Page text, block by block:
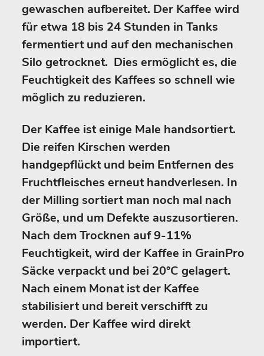
gewaschen aufbereitet. Der Kaffee wird
für etwa 18 bis 24 Stunden in Tanks
fermentiert und auf den mechanischen
Silo getrocknet. Dies ermöglicht es, die
Feuchtigkeit des Kaffees so schnell wie
möglich zu reduzieren.
Der Kaffee ist einige Male handsortiert.
Die reifen Kirschen werden
handgepflückt und beim Entfernen des
Fruchtfleisches erneut handverlesen. In
der Milling sortiert man noch mal nach
Größe, und um Defekte auszusortieren.
Nach dem Trocknen auf 9-11%
Feuchtigkeit, wird der Kaffee in GrainPro
Säcke verpackt und bei 20°C gelagert.
Nach einem Monat ist der Kaffee
stabilisiert und bereit verschifft zu
werden. Der Kaffee wird direkt
importiert.